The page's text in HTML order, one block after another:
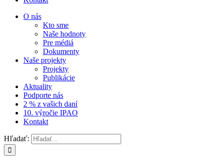
O nás
Kto sme
Naše hodnoty
Pre médiá
Dokumenty
Naše projekty
Projekty
Publikácie
Aktuality
Podporte nás
2 % z vašich daní
10. výročie IPAO
Kontakt
Hľadať: